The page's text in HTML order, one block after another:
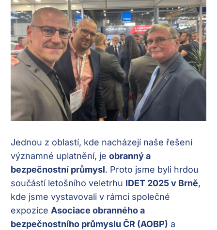
Jednou z oblastí, kde nacházejí naše řešení
významné uplatnění, jeobranný a
bezpečnostní průmysl. Proto jsme byli hrdou
součástí letošního veletrhu IDET 2025 v Brně,
kde jsme vystavovali v rámci společné
expoziceAsociace obranného a
bezpečnostního průmyslu ČR (AOBP) a